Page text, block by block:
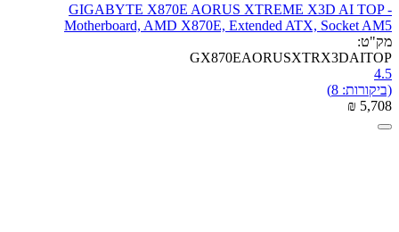
GIGABYTE X870E AORUS XTREME X3D AI TOP -
Motherboard, AMD X870E, Extended ATX, Socket AM5
מק"ט:
GX870EAORUSXTRX3DAITOP
4.5
(ביקורות: 8)
₪ 5,708